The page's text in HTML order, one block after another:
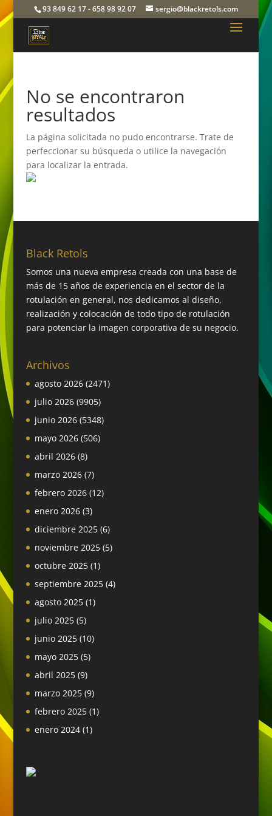
93 849 62 17 - 658 98 92 07 sergio@blackretols.com
No se encontraron
resultados
La página solicitada no pudo encontrarse. Trate de
perfeccionar su búsqueda o utilice la navegación
para localizar la entrada.
Black Retols
Somos una nueva empresa creada con una base de
más de 15 años de experiencia en el sector de la
rotulación en general, nos dedicamos al diseño,
realización y colocación de todo tipo de rotulación
para potenciar la imagen corporativa de su negocio.
Archivos
agosto 2026(2471)
julio 2026(9905)
junio 2026(5348)
mayo 2026(506)
abril 2026(8)
marzo 2026(7)
febrero 2026(12)
enero 2026(3)
diciembre 2025(6)
noviembre 2025(5)
octubre 2025(1)
septiembre 2025(4)
agosto 2025(1)
julio 2025(5)
junio 2025(10)
mayo 2025(5)
abril 2025(9)
marzo 2025(9)
febrero 2025(1)
enero 2024(1)